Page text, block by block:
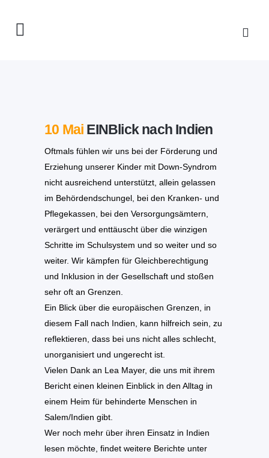
10 Mai EINBlick nach Indien
Oftmals fühlen wir uns bei der Förderung und
Erziehung unserer Kinder mit Down-Syndrom
nicht ausreichend unterstützt, allein gelassen
im Behördendschungel, bei den Kranken- und
Pflegekassen, bei den Versorgungsämtern,
verärgert und enttäuscht über die winzigen
Schritte im Schulsystem und so weiter und so
weiter. Wir kämpfen für Gleichberechtigung
und Inklusion in der Gesellschaft und stoßen
sehr oft an Grenzen.
Ein Blick über die europäischen Grenzen, in
diesem Fall nach Indien, kann hilfreich sein, zu
reflektieren, dass bei uns nicht alles schlecht,
unorganisiert und ungerecht ist.
Vielen Dank an Lea Mayer, die uns mit ihrem
Bericht einen kleinen Einblick in den Alltag in
einem Heim für behinderte Menschen in
Salem/Indien gibt.
Wer noch mehr über ihren Einsatz in Indien
lesen möchte, findet weitere Berichte unter